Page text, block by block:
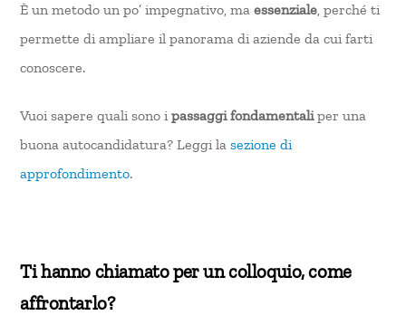
È un metodo un po’ impegnativo, maessenziale, perché ti
permette di ampliare il panorama di aziende da cui farti
conoscere.
Vuoi sapere quali sono ipassaggi fondamentaliper una
buona autocandidatura? Leggi lasezione di
approfondimento.
Ti hanno chiamato per un colloquio, come
affrontarlo?